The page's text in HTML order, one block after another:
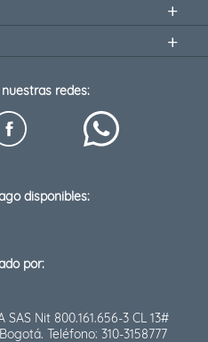
redes:
disponibles:
por:
Nit 800.161.656-3 CL 13#
Teléfono: 310-3158777